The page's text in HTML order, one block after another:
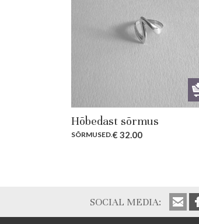
Hõbedast sõrmus
SÕRMUSED.€ 32.00
SOCIAL MEDIA: